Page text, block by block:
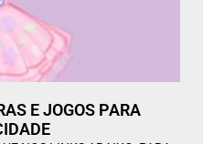
E JOGOS PARA